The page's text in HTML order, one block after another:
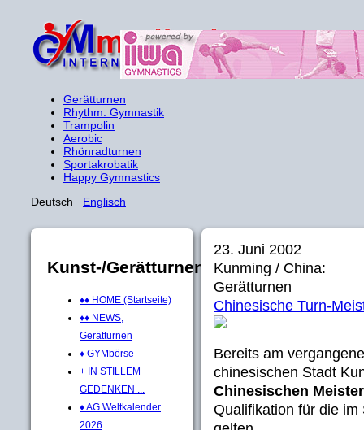
Gerätturnen
Rhythm. Gymnastik
Trampolin
Aerobic
Rhönradturnen
Sportakrobatik
Happy Gymnastics
Deutsch Englisch
Kunst-/Gerätturnen
♦♦ HOME (Startseite)
♦♦ NEWS,
Gerätturnen
♦ GYMbörse
+ IN STILLEM
GEDENKEN ...
♦ AG Weltkalender
2026
23. Juni 2002
Kunming / China:
Gerätturnen
Chinesische Turn-
Bereits am
chinesischen Stadt
Chinesischen
Qualifikation für die